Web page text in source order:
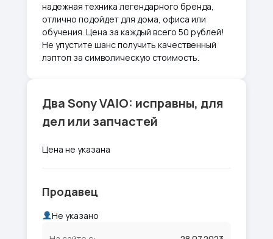
надежная техника легендарного бренда,
отлично подойдет для дома, офиса или
обучения. Цена за каждый всего 50 рублей!
Не упустите шанс получить качественный
лэптоп за символическую стоимость.
Два Sony VAIO: исправны, для
дел или запчастей
Цена не указана
Продавец
Не указано